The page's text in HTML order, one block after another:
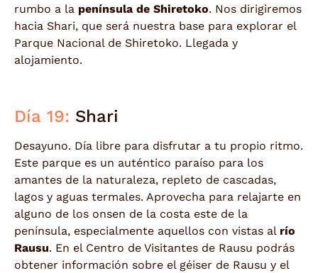
rumbo a la península de Shiretoko. Nos dirigiremos
hacia Shari, que será nuestra base para explorar el
Parque Nacional de Shiretoko. Llegada y
alojamiento.
Día 19: Shari
Desayuno. Día libre para disfrutar a tu propio ritmo.
Este parque es un auténtico paraíso para los
amantes de la naturaleza, repleto de cascadas,
lagos y aguas termales. Aprovecha para relajarte en
alguno de los onsen de la costa este de la
península, especialmente aquellos con vistas al río
Rausu. En el Centro de Visitantes de Rausu podrás
obtener información sobre el géiser de Rausu y el